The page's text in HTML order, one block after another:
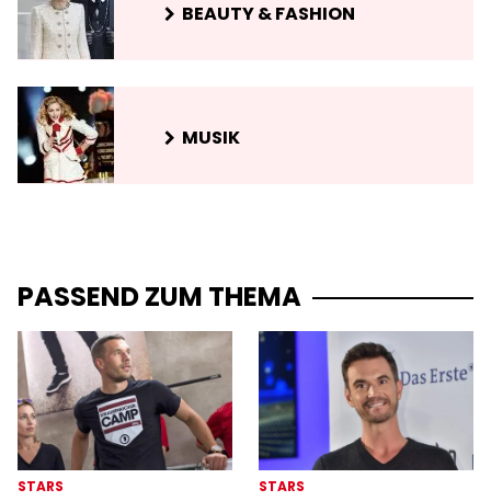
BEAUTY & FASHION
MUSIK
PASSEND ZUM THEMA
STARS STARS